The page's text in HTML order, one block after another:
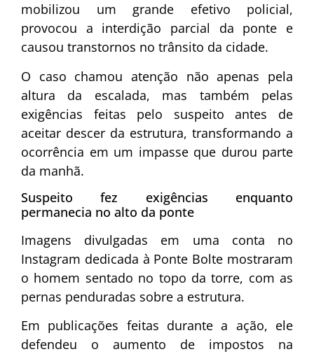
mobilizou um grande efetivo policial,
provocou a interdição parcial da ponte e
causou transtornos no trânsito da cidade.
O caso chamou atenção não apenas pela
altura da escalada, mas também pelas
exigências feitas pelo suspeito antes de
aceitar descer da estrutura, transformando a
ocorrência em um impasse que durou parte
da manhã.
Suspeito fez exigências enquanto
permanecia no alto da ponte
Imagens divulgadas em uma conta no
Instagram dedicada à Ponte Bolte mostraram
o homem sentado no topo da torre, com as
pernas penduradas sobre a estrutura.
Em publicações feitas durante a ação, ele
defendeu o aumento de impostos na